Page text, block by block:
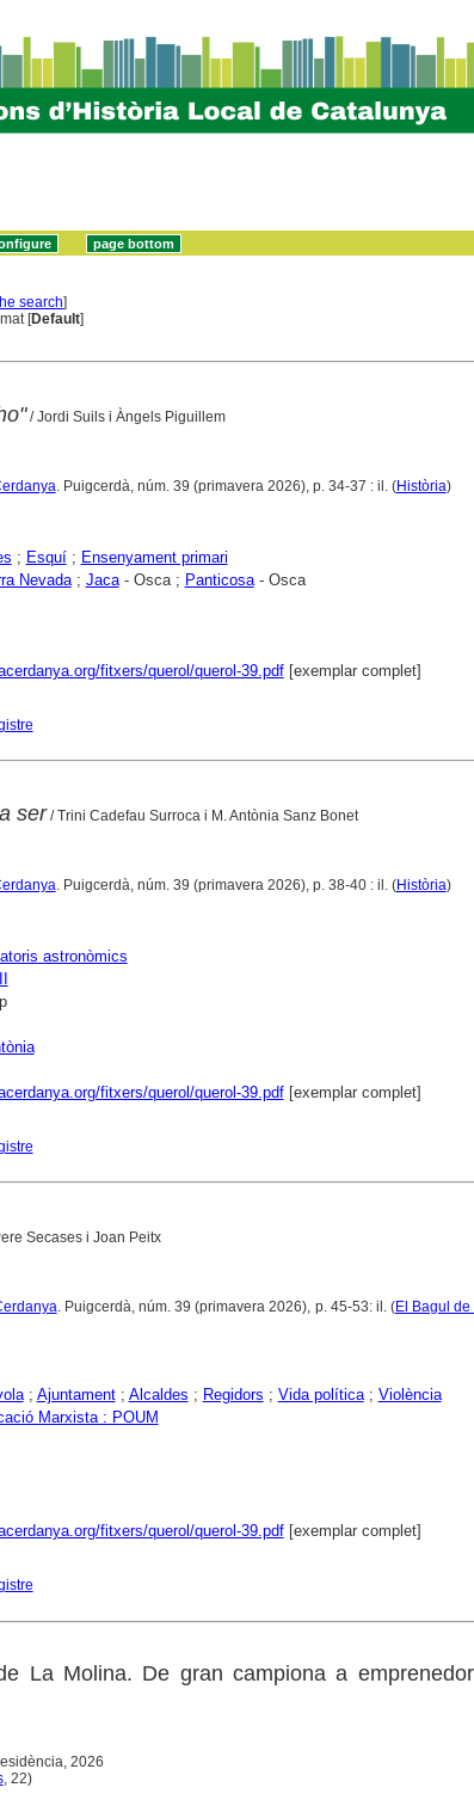
search]
[Default]
/ Jordi Suils i Àngels Piguillem
. Puigcerdà, núm. 39 (primavera 2026), p. 34-37 : il. (Història)
; Esquí; Ensenyament primari
Nevada; Jaca- Osca ; Panticosa- Osca
fitxers/querol/querol-39.pdf[exemplar complet]
ser/ Trini Cadefau Surroca i M. Antònia Sanz Bonet
. Puigcerdà, núm. 39 (primavera 2026), p. 38-40 : il. (Història)
astronòmics
fitxers/querol/querol-39.pdf[exemplar complet]
Secases i Joan Peitx
. Puigcerdà, núm. 39 (primavera 2026), p. 45-53: il. (El Bagul
; Ajuntament; Alcaldes ; Regidors ; Vida política; Violència
Marxista : POUM
fitxers/querol/querol-39.pdf[exemplar complet]
La Molina. De gran campiona a
2026
, 22)